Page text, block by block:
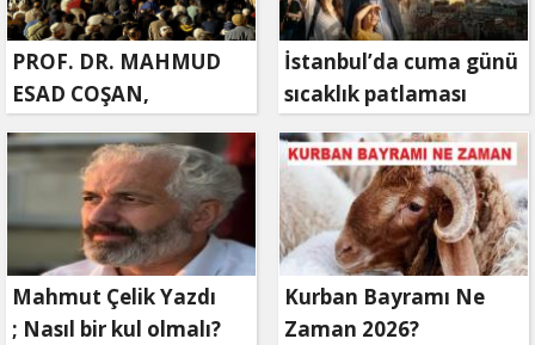
PROF. DR. MAHMUD
ESAD COŞAN,
DOĞUMUNUN HİCRÎ
91. YILINDA ELAZIĞ'DA
YÂD EDİLECEK
İstanbul’da cuma günü
sıcaklık patlaması
yaşanacak
Mahmut Çelik Yazdı
; Nasıl bir kul olmalı?
Kurban Bayramı Ne
Zaman 2026?